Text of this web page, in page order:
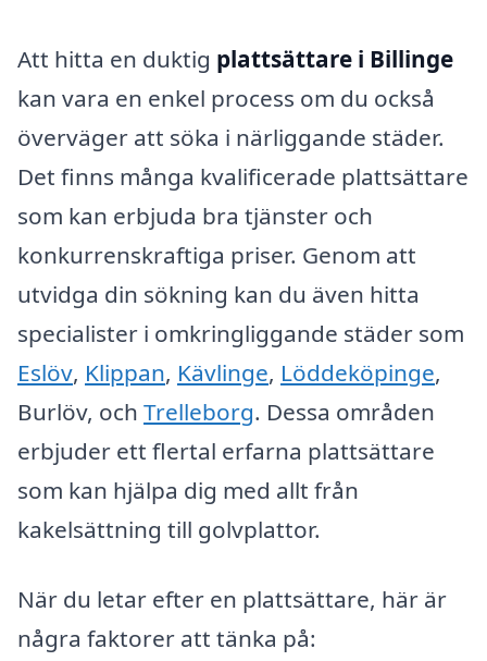
Att hitta en duktig plattsättare i Billinge
kan vara en enkel process om du också
överväger att söka i närliggande städer.
Det finns många kvalificerade plattsättare
som kan erbjuda bra tjänster och
konkurrenskraftiga priser. Genom att
utvidga din sökning kan du även hitta
specialister i omkringliggande städer som
Eslöv, Klippan, Kävlinge, Löddeköpinge,
Burlöv, och Trelleborg. Dessa områden
erbjuder ett flertal erfarna plattsättare
som kan hjälpa dig med allt från
kakelsättning till golvplattor.
När du letar efter en plattsättare, här är
några faktorer att tänka på: